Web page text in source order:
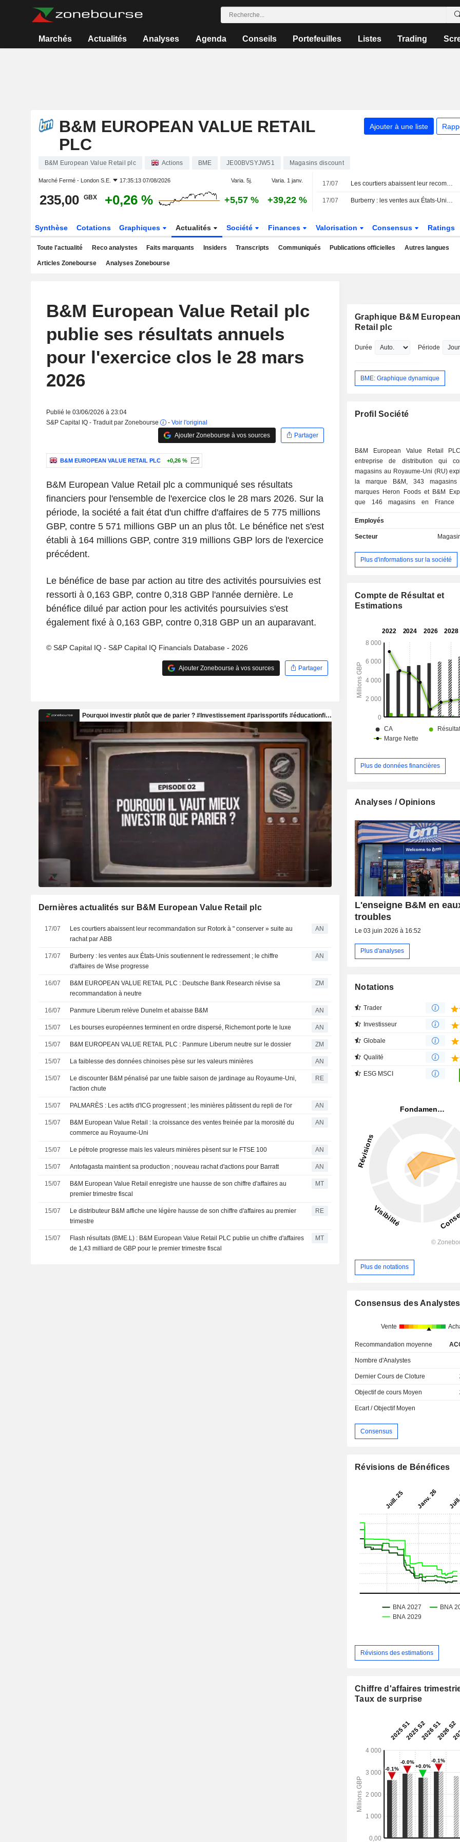
Marchés Actualités Analyses Agenda Conseils Portefeuilles Listes Trading
B&M EUROPEAN VALUE RETAIL
PLC
Ajouter à une liste
B&M European Value Retail plc Actions BME JE00BVSYJW51 Magasins discount
Marché Fermé - London S.E. 17:35:13 07/08/2026 Varia. 5j. Varia. 1 janv.
235,00 GBX +0,26 % +5,57 % +39,22 %
17/07 Les courtiers abaissent leur recommandation sur Rotork à " conserver » suite au rachat par ABB
17/07 Burberry : les ventes aux États-Unis soutiennent le redressement ; le chiffre d'affaires de Wise progresse
Synthèse Cotations Graphiques Actualités Société Finances Valorisation Consensus Ratings
Toute l'actualité Reco analystes Faits marquants Insiders Transcripts Communiqués Publications officielles Autres langues
Articles Zonebourse Analyses Zonebourse
B&M European Value Retail plc
publie ses résultats annuels
pour l'exercice clos le 28 mars
2026
Publié le 03/06/2026 à 23:04
S&P Capital IQ - Traduit par Zonebourse
- Voir l'original
Ajouter Zonebourse à vos sources
Partager
B&M EUROPEAN VALUE RETAIL PLC +0,26 %
B&M European Value Retail plc a communiqué ses résultats
financiers pour l'ensemble de l'exercice clos le 28 mars 2026. Sur la
période, la société a fait état d'un chiffre d'affaires de 5 775 millions
GBP, contre 5 571 millions GBP un an plus tôt. Le bénéfice net s'est
établi à 164 millions GBP, contre 319 millions GBP lors de l'exercice
précédent.
Le bénéfice de base par action au titre des activités poursuivies est
ressorti à 0,163 GBP, contre 0,318 GBP l'année dernière. Le
bénéfice dilué par action pour les activités poursuivies s'est
également fixé à 0,163 GBP, contre 0,318 GBP un an auparavant.
© S&P Capital IQ - S&P Capital IQ Financials Database - 2026
Ajouter Zonebourse à vos sources Partager
Dernières actualités sur B&M European Value Retail plc
17/07
Les courtiers abaissent leur recommandation sur Rotork à " conserver » suite au
rachat par ABB
AN
17/07
Burberry : les ventes aux États-Unis soutiennent le redressement ; le chiffre
d'affaires de Wise progresse
AN
16/07
B&M EUROPEAN VALUE RETAIL PLC : Deutsche Bank Research révise sa
recommandation à neutre
ZM
16/07 Panmure Liberum relève Dunelm et abaisse B&M AN
15/07 Les bourses européennes terminent en ordre dispersé, Richemont porte le luxe AN
15/07 B&M EUROPEAN VALUE RETAIL PLC : Panmure Liberum neutre sur le dossier ZM
15/07 La faiblesse des données chinoises pèse sur les valeurs minières AN
15/07
Le discounter B&M pénalisé par une faible saison de jardinage au Royaume-Uni,
l'action chute
RE
15/07 PALMARÈS : Les actifs d'ICG progressent ; les minières pâtissent du repli de l'or AN
15/07
B&M European Value Retail : la croissance des ventes freinée par la morosité du
commerce au Royaume-Uni
AN
15/07 Le pétrole progresse mais les valeurs minières pèsent sur le FTSE 100 AN
15/07 Antofagasta maintient sa production ; nouveau rachat d'actions pour Barratt AN
15/07
B&M European Value Retail enregistre une hausse de son chiffre d'affaires au
premier trimestre fiscal
MT
15/07
Le distributeur B&M affiche une légère hausse de son chiffre d'affaires au premier
trimestre
RE
15/07
Flash résultats (BME.L) : B&M European Value Retail PLC publie un chiffre d'affaires
de 1,43 milliard de GBP pour le premier trimestre fiscal
MT
Graphique B&M
Retail plc
Durée Période
BME: Graphique dynamique
Profil Société
B&M European Value Retail
entreprise de distribution qui
magasins au Royaume-Uni (RU)
la marque B&M, 343
marques Heron Foods et B&M
que 146 magasins en France
une gamme de produits comprenant
du gaz de cuisine, des surgelés,
grande taille, des jeux de loterie, de
du tabac, des revêtements de sol en
l’alcool, des produits de
et des produits à base de pommes
des produits de santé et de beauté,
ménagers, des glaces, de la
poisson, des produits pour
compagnie, des pizzas, des plats
produits pour la cuisson au
friandises.
Employés
Secteur
Plus d'informations sur la société
Compte de Résultat et
Estimations
Plus de données financières
Analyses / Opinions
L'enseigne B&M en
troubles
Le 03 juin 2026 à 16:52
Plus d'analyses
Notations
Trader
Investisseur
Globale
Qualité
ESG MSCI
Plus de notations
Consensus des Analystes
Vente
Recommandation moyenne
Nombre d'Analystes
Dernier Cours de Cloture
Objectif de cours Moyen
Ecart / Objectif Moyen
Consensus
Révisions de Bénéfices
Révisions des estimations
Chiffre d'affaires
Taux de surprise